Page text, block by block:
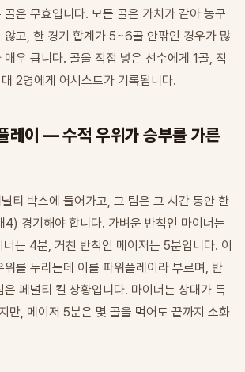
골은 무효입니다. 모든 골은 가치가 같아 농구
않고, 한 경기 합계가 5~6골 안팎인 경우가 많
우 큽니다. 골을 직접 넣은 선수에게 1골, 직
2명에게 어시스트가 기록됩니다.
레이 — 수적 우위가 승부를 가른
티 박스에 들어가고, 그 팀은 그 시간 동안 한
4) 경기해야 합니다. 가벼운 반칙인 마이너는
는 4분, 거친 반칙인 메이저는 5분입니다. 이
위를 누리는데 이를 파워플레이라 부르며, 반
은 페널티 킬 상황입니다. 마이너는 상대가 득
만, 메이저 5분은 몇 골을 먹어도 끝까지 소화